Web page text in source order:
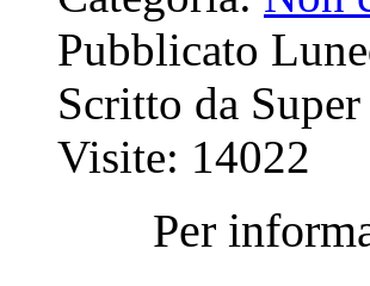
Pubblicato
Scritto da
Visite: 14022
Per